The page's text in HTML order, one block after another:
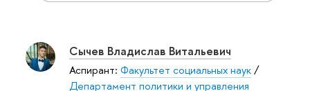
Сычев Владислав Витальевич
Аспирант: Факультет социальных наук/
Департамент политики и управления